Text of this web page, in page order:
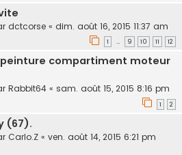
dctcorse « dim. août 16, 2015 11:37 am
1 … 9 10 11 12
compartiment moteur
Rabbit64 « sam. août 15, 2015 8:16 pm
1 2
(67).
Carlo.Z « ven. août 14, 2015 6:21 pm